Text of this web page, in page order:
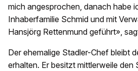
mich angesprochen, danach habe
Inhaberfamilie Schmid und mit
Hansjörg Rettenmund geführt»,
Der ehemalige Stadler-Chef bleibt
erhalten. Er besitzt mittlerweile den